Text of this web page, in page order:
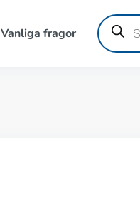
Vanliga fragor